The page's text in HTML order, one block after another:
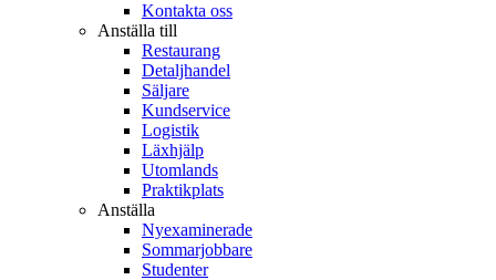
Kontakta oss
Anställa till
Restaurang
Detaljhandel
Säljare
Kundservice
Logistik
Läxhjälp
Utomlands
Praktikplats
Anställa
Nyexaminerade
Sommarjobbare
Studenter